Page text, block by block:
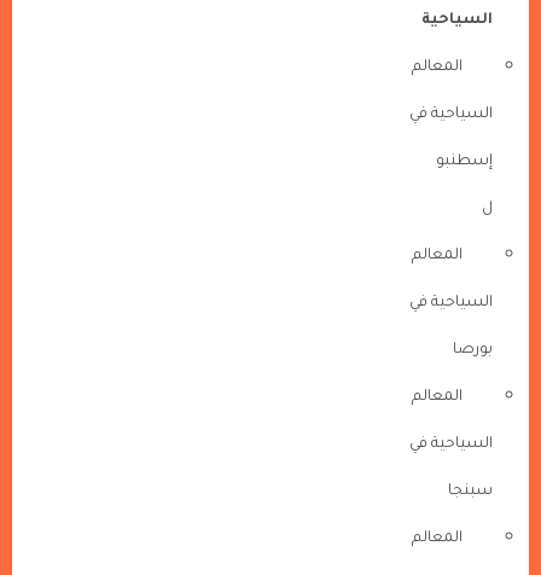
السياحية
المعالم
السياحية في
إسطنبو
ل
المعالم
السياحية في
بورصا
المعالم
السياحية في
سبنجا
المعالم